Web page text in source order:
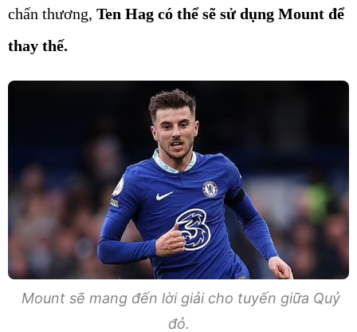
chấn thương, Ten Hag có thể sẽ sử dụng Mount để
thay thế.
Mount sẽ mang đến lời giải cho tuyến giữa Quỷ
đỏ.